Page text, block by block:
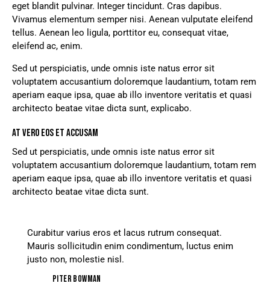
eget blandit pulvinar. Integer tincidunt. Cras dapibus.
Vivamus elementum semper nisi. Aenean vulputate eleifend
tellus. Aenean leo ligula, porttitor eu, consequat vitae,
eleifend ac, enim.
Sed ut perspiciatis, unde omnis iste natus error sit
voluptatem accusantium doloremque laudantium, totam rem
aperiam eaque ipsa, quae ab illo inventore veritatis et quasi
architecto beatae vitae dicta sunt, explicabo.
AT VERO EOS ET ACCUSAM
Sed ut perspiciatis, unde omnis iste natus error sit
voluptatem accusantium doloremque laudantium, totam rem
aperiam eaque ipsa, quae ab illo inventore veritatis et quasi
architecto beatae vitae dicta sunt.
Curabitur varius eros et lacus rutrum consequat.
Mauris sollicitudin enim condimentum, luctus enim
justo non, molestie nisl.
Piter Bowman